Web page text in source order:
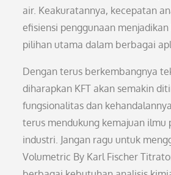
air. Keakuratannya, kecepatan
efisiensi penggunaan menjadikan
pilihan utama dalam berbagai
Dengan terus berkembangnya
diharapkan KFT akan semakin
fungsionalitas dan
terus mendukung kemajuan ilmu
industri. Jangan ragu untuk
Volumetric By Karl Fischer